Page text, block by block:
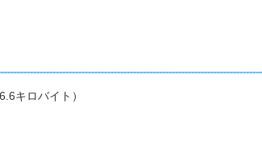
キロバイト）